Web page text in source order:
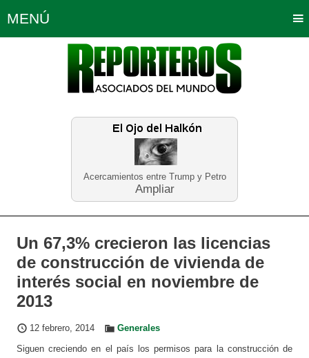
Acercamientos entre Trump y Petro
Ampliar
MENÚ
Política Opinión Bogotá
Planeta Tierra Deportes
Educación Neira
Un 67,3% crecieron las licencias
de construcción de vivienda de
interés social en noviembre de
2013
12 febrero, 2014 Generales
Siguen creciendo en el país los permisos para la construcción de